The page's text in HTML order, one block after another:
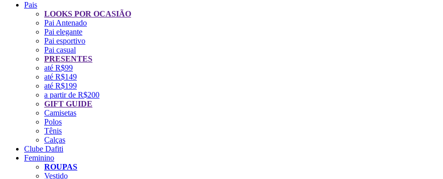
Pais
LOOKS POR OCASIÃO
Pai Antenado
Pai elegante
Pai esportivo
Pai casual
PRESENTES
até R$99
até R$149
até R$199
a partir de R$200
GIFT GUIDE
Camisetas
Polos
Tênis
Calças
Clube Dafiti
Feminino
ROUPAS
Vestido